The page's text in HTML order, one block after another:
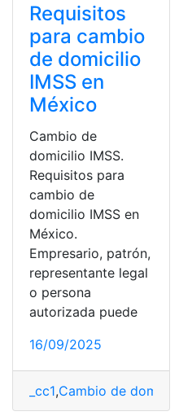
Requisitos
para cambio
de domicilio
IMSS en
México
Cambio de
domicilio IMSS.
Requisitos para
cambio de
domicilio IMSS en
México.
Empresario, patrón,
representante legal
o persona
autorizada puede
16/09/2025
_cc1,Cambio de domicilio